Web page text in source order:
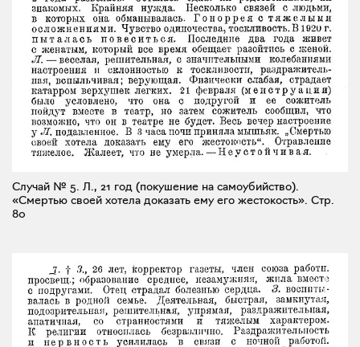
Случай № 5. Л., 21 год (покушение на самоубийство).
«Смертью своей хотела доказать ему его жестокость». Стр.
80